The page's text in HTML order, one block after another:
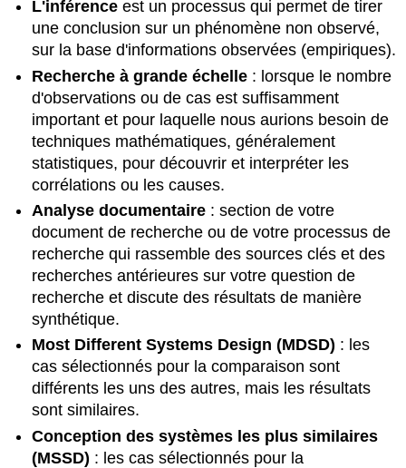
L'inférence est un processus qui permet de tirer
une conclusion sur un phénomène non observé,
sur la base d'informations observées (empiriques).
Recherche à grande échelle : lorsque le nombre
d'observations ou de cas est suffisamment
important et pour laquelle nous aurions besoin de
techniques mathématiques, généralement
statistiques, pour découvrir et interpréter les
corrélations ou les causes.
Analyse documentaire : section de votre
document de recherche ou de votre processus de
recherche qui rassemble des sources clés et des
recherches antérieures sur votre question de
recherche et discute des résultats de manière
synthétique.
Most Different Systems Design (MDSD) : les
cas sélectionnés pour la comparaison sont
différents les uns des autres, mais les résultats
sont similaires.
Conception des systèmes les plus similaires
(MSSD) : les cas sélectionnés pour la